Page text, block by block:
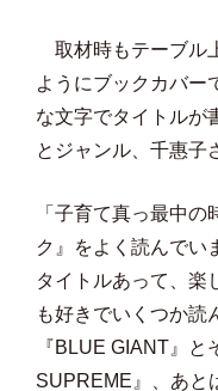
取材時もテーブル
ようにブックカバー
な文字でタイトルが
とジャンル、千惠子
「子育て真っ最中
ク』をよく読んでい
タイトルあって、楽
も好きでいくつか読
『BLUE GIANT』
SUPREME』、あと